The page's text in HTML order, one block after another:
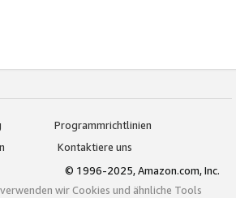
Programmrichtlinien
Kontaktiere uns
© 1996-2025, Amazon.com, Inc.
wir Cookies und ähnliche Tools